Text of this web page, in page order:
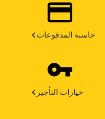
حاسبة المدفوعات
خيارات التأجير